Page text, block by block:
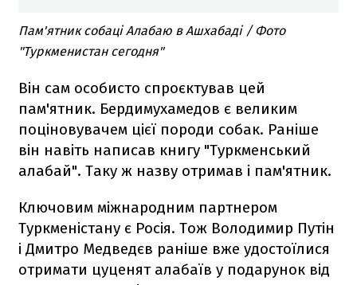
Пам'ятник собаці Алабаю в Ашхабаді / Фото
"Туркменистан сегодня"
Він сам особисто спроєктував цей
пам'ятник. Бердимухамедов є великим
поціновувачем цієї породи собак. Раніше
він навіть написав книгу "Туркменський
алабай". Таку ж назву отримав і пам'ятник.
Ключовим міжнародним партнером
Туркменістану є Росія. Тож Володимир Путін
і Дмитро Медведєв раніше вже удостоїлися
отримати цуценят алабаїв у подарунок від